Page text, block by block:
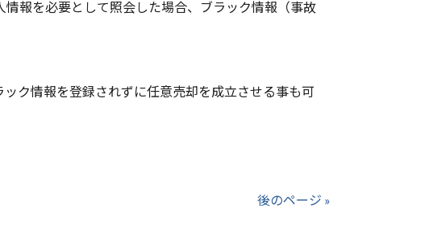
報を必要として照会した場合、ブラック情報（事故
ク情報を登録されずに任意売却を成立させる事も可
後のページ »